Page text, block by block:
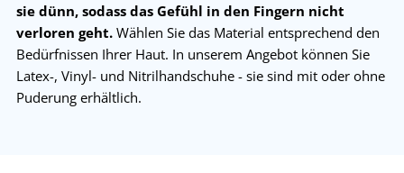
sie dünn, sodass das Gefühl in den Fingern nicht
verloren geht. Wählen Sie das Material entsprechend den
Bedürfnissen Ihrer Haut. In unserem Angebot können Sie
Latex-, Vinyl- und Nitrilhandschuhe - sie sind mit oder ohne
Puderung erhältlich.